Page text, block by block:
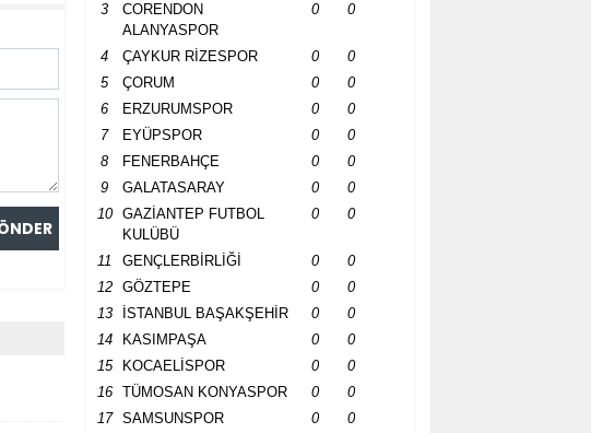
3
CORENDON
ALANYASPOR
0 0
4 ÇAYKUR RİZESPOR 0
0
5
ÇORUM 0
0
6
ERZURUMSPOR 0
0
7
EYÜPSPOR 0
0
8
FENERBAHÇE 0
0
9
GALATASARAY 0
0
10
GAZİANTEP FUTBOL
KULÜBÜ
0 0
11 GENÇLERBİRLİĞİ 0
0
12
GÖZTEPE 0
0
13
İSTANBUL BAŞAKŞEHİR 0
0
14
KASIMPAŞA 0
0
15
KOCAELİSPOR 0
0
16
TÜMOSAN KONYASPOR 0
0
17
SAMSUNSPOR 0
0